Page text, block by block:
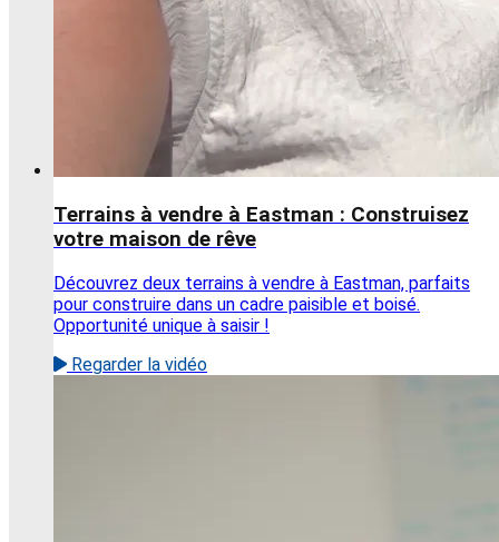
Terrains à vendre à Eastman : Construisez
votre maison de rêve
Découvrez deux terrains à vendre à Eastman, parfaits
pour construire dans un cadre paisible et boisé.
Opportunité unique à saisir !
Regarder la vidéo